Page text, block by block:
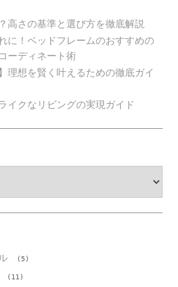
高さの基準と選び方を徹底解説
に！ベッドフレームのおすすめの
ーディネート術
理想を賢く叶えるための徹底ガイ
イクなリビングの実現ガイド
(5)
(11)